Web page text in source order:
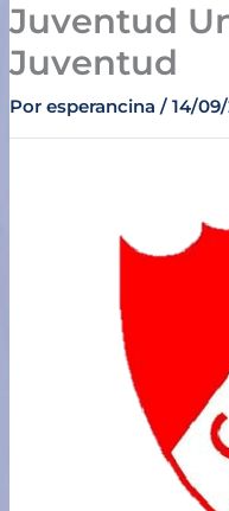
Ir
contenido
Juventud
Juventud
Por esperancina / 14/